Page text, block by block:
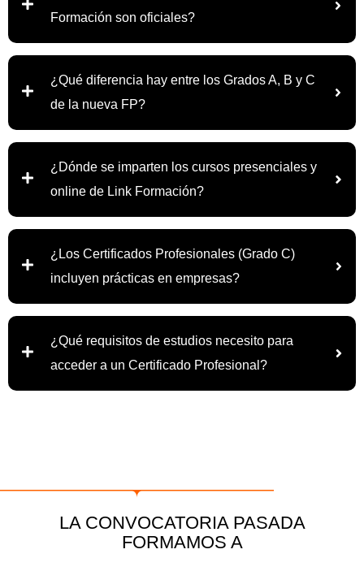
Formación son oficiales?
¿Qué diferencia hay entre los Grados A, B y C
de la nueva FP?
¿Dónde se imparten los cursos presenciales y
online de Link Formación?
¿Los Certificados Profesionales (Grado C)
incluyen prácticas en empresas?
¿Qué requisitos de estudios necesito para
acceder a un Certificado Profesional?
LA CONVOCATORIA PASADA
FORMAMOS A